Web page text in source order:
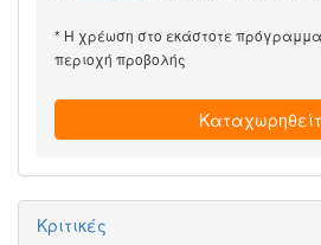
* Η χρέωση στο εκάστοτε
περιοχή προβολής
Κριτικές